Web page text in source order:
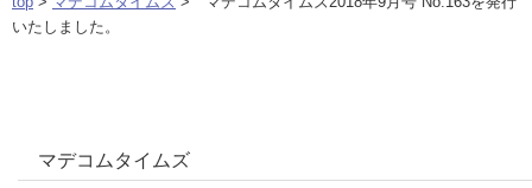
いたしました。
マデコムタイムズ